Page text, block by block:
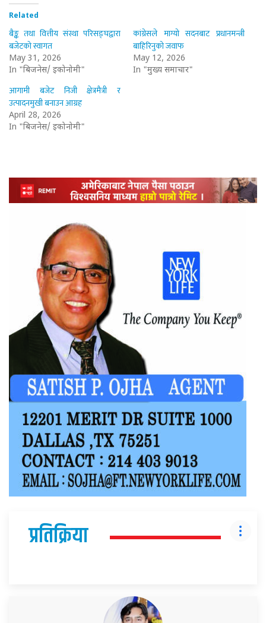
Related
बैङ्क तथा वित्तीय संस्था परिसङ्घद्वारा
बजेटको स्वागत
May 31, 2026
In "बिजनेस/ इकोनोमी"
कांग्रेसले माग्यो सदनबाट प्रधानमन्त्री
बाहिरिनुको जवाफ
May 12, 2026
In "मुख्य समाचार"
आगामी बजेट निजी क्षेत्रमैत्री र
उत्पादनमुखी बनाउन आग्रह
April 28, 2026
In "बिजनेस/ इकोनोमी"
प्रतिक्रिया